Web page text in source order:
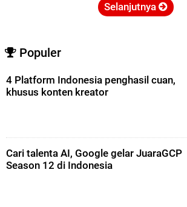
Selanjutnya
Populer
4 Platform Indonesia penghasil cuan,
khusus konten kreator
Cari talenta AI, Google gelar JuaraGCP
Season 12 di Indonesia